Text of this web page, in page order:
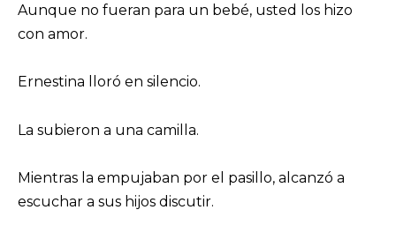
Aunque no fueran para un bebé, usted los hizo
con amor.
Ernestina lloró en silencio.
La subieron a una camilla.
Mientras la empujaban por el pasillo, alcanzó a
escuchar a sus hijos discutir.